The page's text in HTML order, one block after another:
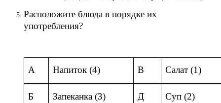
Расположите блюда в порядке их
употребления?
А Напиток (4) В Салат (1)
Б Запеканка (3) Д Суп (2)